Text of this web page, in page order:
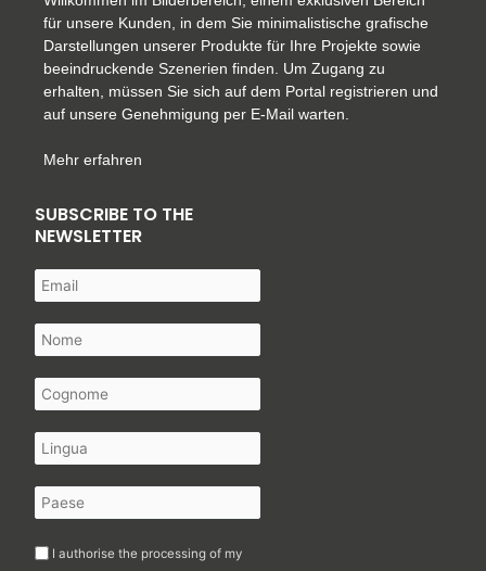
für unsere Kunden, in dem Sie minimalistische grafische
Darstellungen unserer Produkte für Ihre Projekte sowie
beeindruckende Szenerien finden. Um Zugang zu
erhalten, müssen Sie sich auf dem Portal registrieren und
auf unsere Genehmigung per E-Mail warten.
Mehr erfahren
SUBSCRIBE TO THE
NEWSLETTER
I authorise the processing of my